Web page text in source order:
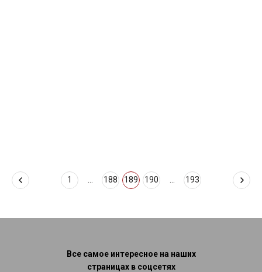
1 ... 188 189 190 ... 193
Все самое интересное на наших
страницах в соцсетях